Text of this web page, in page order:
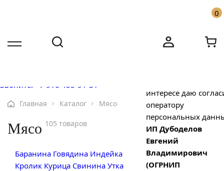
Звоните: +7 916 455-91-31
0
Главная Каталог Мясо
Мясо 105 товаров
Баранина Говядина Индейка
Кролик Курица Свинина Утка
Номер телефона
Номер телефона
сайта на обработку
персональных
интересе даю
оператору
персональных
ИП Дубоделов
Евгений
Владимирович
(ОГРНИП